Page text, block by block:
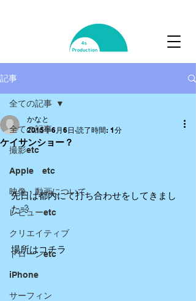
記事
全ての記事
撮影etc
Apple etc
映像・動画について
レビューetc
クリエイティブ
ドローンetc
iPhone
サーフィン
全ての記事
ケイサンショー？
かなと
2015年6月6日 読了時間: 1分
先日は都内にて打ち合わせをしてきまし
た💨
場所はコチラ